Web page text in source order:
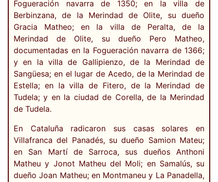
Fogueración navarra de 1350; en la villa de
Berbinzana, de la Merindad de Olite, su dueño
Gracia Matheo; en la villa de Peralta, de la
Merindad de Olite, su dueño Pero Matheo,
documentadas en la Fogueración navarra de 1366;
y en la villa de Gallipienzo, de la Merindad de
Sangüesa; en el lugar de Acedo, de la Merindad de
Estella; en la villa de Fitero, de la Merindad de
Tudela; y en la ciudad de Corella, de la Merindad
de Tudela.
En Cataluña radicaron sus casas solares en
Villafranca del Panadés, su dueño Samion Mateu;
en San Martí de Sarroca, sus dueños Anthoni
Matheu y Jonot Matheu del Moli; en Samalús, su
dueño Joan Matheu; en Montmaneu y La Panadella,